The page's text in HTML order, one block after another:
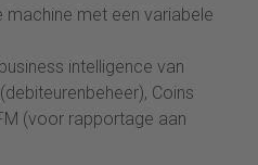
machine met een variabele
intelligence van
Coins
(voor rapportage aan